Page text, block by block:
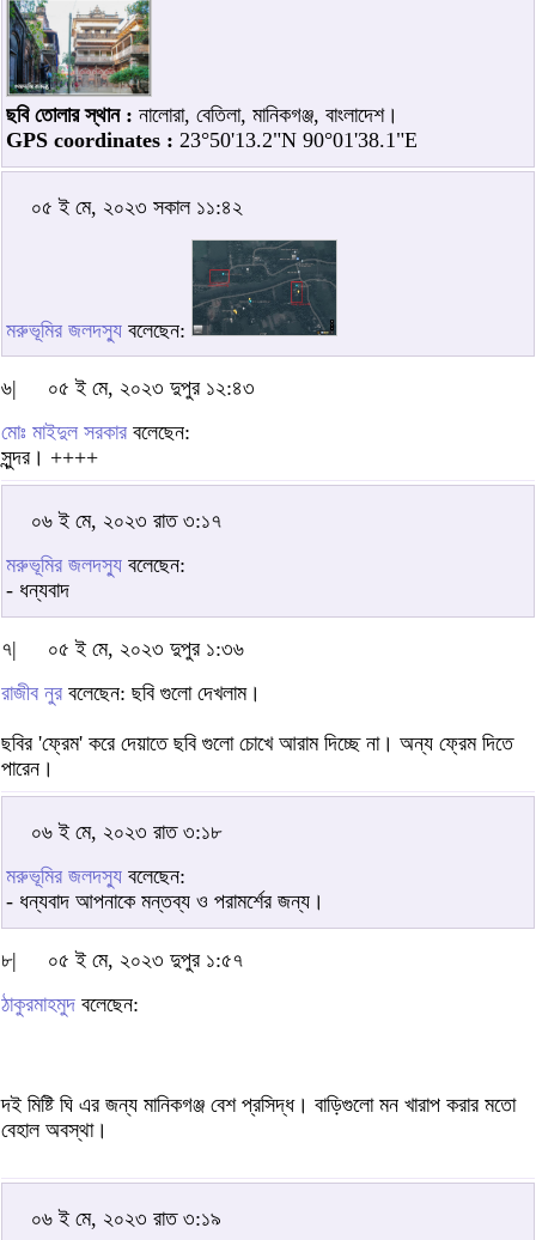
ছবি তোলার স্থান : নালোরা, বেতিলা, মানিকগঞ্জ, বাংলাদেশ।
GPS coordinates : 23°50'13.2"N 90°01'38.1"E
০৫ ই মে, ২০২৩ সকাল ১১:৪২
মরুভূমির জলদস্যু বলেছেন:
৬|
০৫ ই মে, ২০২৩ দুপুর ১২:৪৩
মোঃ মাইদুল সরকার বলেছেন:
সুন্দর। ++++
০৬ ই মে, ২০২৩ রাত ৩:১৭
মরুভূমির জলদস্যু বলেছেন:
- ধন্যবাদ
৭|
০৫ ই মে, ২০২৩ দুপুর ১:৩৬
রাজীব নুর বলেছেন: ছবি গুলো দেখলাম।
ছবির 'ফ্রেম' করে দেয়াতে ছবি গুলো চোখে আরাম দিচ্ছে না। অন্য ফ্রেম দিতে
পারেন।
০৬ ই মে, ২০২৩ রাত ৩:১৮
মরুভূমির জলদস্যু বলেছেন:
- ধন্যবাদ আপনাকে মন্তব্য ও পরামর্শের জন্য।
৮|
০৫ ই মে, ২০২৩ দুপুর ১:৫৭
ঠাকুরমাহমুদ বলেছেন:
দই মিষ্টি ঘি এর জন্য মানিকগঞ্জ বেশ প্রসিদ্ধ। বাড়িগুলো মন খারাপ করার মতো
বেহাল অবস্থা।
০৬ ই মে, ২০২৩ রাত ৩:১৯